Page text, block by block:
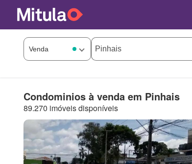
Condominios à venda em Pinhais
89.270 imóveis disponíveis